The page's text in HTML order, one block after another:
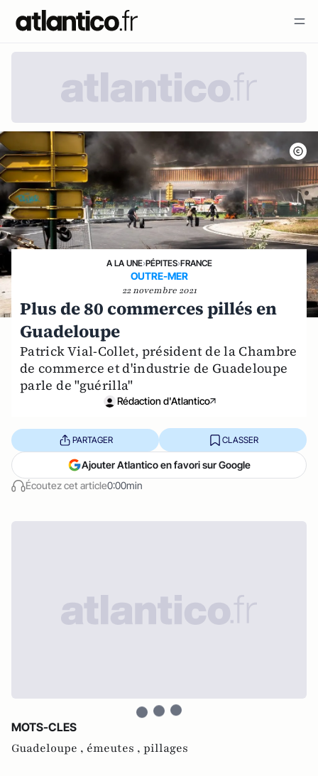
A LA UNE›PÉPITES›FRANCE
OUTRE-MER
22 novembre 2021
Plus de 80 commerces pillés en
Guadeloupe
Patrick Vial-Collet, président de la Chambre
de commerce et d'industrie de Guadeloupe
parle de "guérilla"
Rédaction d'Atlantico
Écoutez cet article0:00min
PARTAGER CLASSER
Ajouter Atlantico en favori sur Google
MOTS-CLES
Guadeloupe , émeutes , pillages